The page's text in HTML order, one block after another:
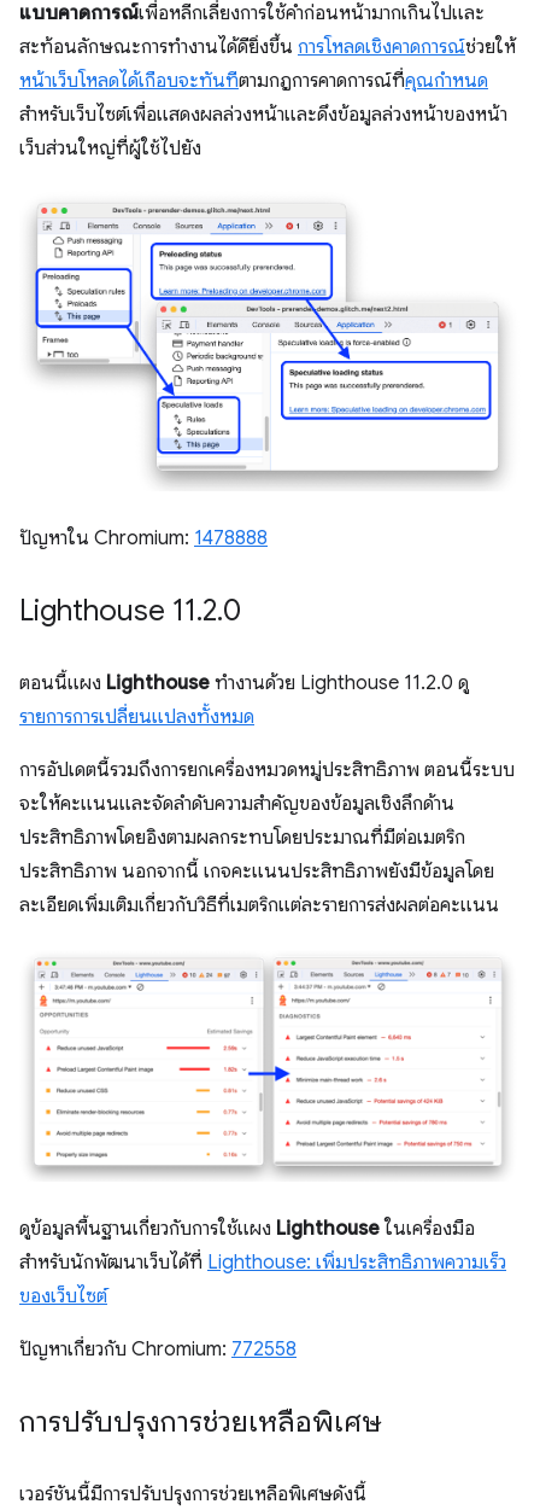
แบบคาดการณ์เพื่อหลีกเลี่ยงการใช้คำก่อนหน้ามากเกินไปและ
สะท้อนลักษณะการทำงานได้ดียิ่งขึ้น การโหลดเชิงคาดการณ์ช่วยให้
หน้าเว็บโหลดได้เกือบจะทันทีตามกฎการคาดการณ์ที่คุณกำหนด
สำหรับเว็บไซต์เพื่อแสดงผลล่วงหน้าและดึงข้อมูลล่วงหน้าของหน้า
เว็บส่วนใหญ่ที่ผู้ใช้ไปยัง
ปัญหาใน Chromium: 1478888
Lighthouse 11.2.0
ตอนนี้แผง Lighthouse ทำงานด้วย Lighthouse 11.2.0 ดู
รายการการเปลี่ยนแปลงทั้งหมด
การอัปเดตนี้รวมถึงการยกเครื่องหมวดหมู่ประสิทธิภาพ ตอนนี้ระบบ
จะให้คะแนนและจัดลําดับความสําคัญของข้อมูลเชิงลึกด้าน
ประสิทธิภาพโดยอิงตามผลกระทบโดยประมาณที่มีต่อเมตริก
ประสิทธิภาพ นอกจากนี้ เกจคะแนนประสิทธิภาพยังมีข้อมูลโดย
ละเอียดเพิ่มเติมเกี่ยวกับวิธีที่เมตริกแต่ละรายการส่งผลต่อคะแนน
ดูข้อมูลพื้นฐานเกี่ยวกับการใช้แผง Lighthouseในเครื่องมือ
สำหรับนักพัฒนาเว็บได้ที่ Lighthouse: เพิ่มประสิทธิภาพความเร็ว
ของเว็บไซต์
ปัญหาเกี่ยวกับ Chromium: 772558
การปรับปรุงการช่วยเหลือพิเศษ
เวอร์ชันนี้มีการปรับปรุงการช่วยเหลือพิเศษดังนี้